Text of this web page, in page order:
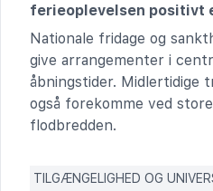
ferieoplevelsen positivt
Nationale fridage og
give arrangementer i
åbningstider. Midlertidige
også forekomme ved
flodbredden.
TILGÆNGELIGHED OG